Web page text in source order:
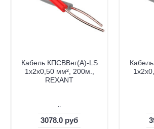
Кабель КПСВВнг(А)-LS
1х2х0,50 мм², 200м.,
REXANT
3078.0 руб